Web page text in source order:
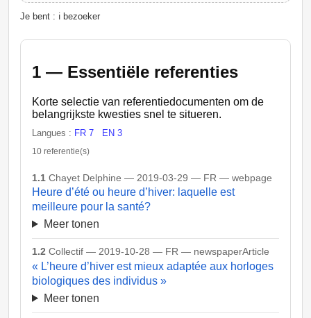
Je bent : ℹ️ bezoeker
1 — Essentiële referenties
Korte selectie van referentiedocumenten om de
belangrijkste kwesties snel te situeren.
Langues : FR 7 EN 3
10 referentie(s)
1.1 Chayet Delphine — 2019-03-29 — FR — webpage
Heure d’été ou heure d’hiver: laquelle est
meilleure pour la santé?
Meer tonen
1.2 Collectif — 2019-10-28 — FR — newspaperArticle
« L’heure d’hiver est mieux adaptée aux horloges
biologiques des individus »
Meer tonen